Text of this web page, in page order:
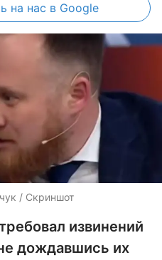
на нас в Google
/ Скриншот
извинений
дождавшись их